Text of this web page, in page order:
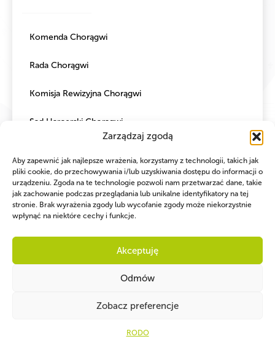
Zarządzaj zgodą
Aby zapewnić jak najlepsze wrażenia, korzystamy z technologii, takich jak
pliki cookie, do przechowywania i/lub uzyskiwania dostępu do informacji o
urządzeniu. Zgoda na te technologie pozwoli nam przetwarzać dane, takie
jak zachowanie podczas przeglądania lub unikalne identyfikatory na tej
stronie. Brak wyrażenia zgody lub wycofanie zgody może niekorzystnie
wpłynąć na niektóre cechy i funkcje.
Akceptuję
Odmów
Zobacz preferencje
RODO
Komenda Chorągwi
Rada Chorągwi
Komisja Rewizyjna Chorągwi
Sąd Harcerski Chorągwi